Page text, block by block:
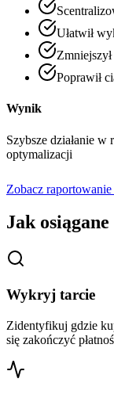
Ułatwił
Poprawił
Wynik
Szybsze działanie
optymalizacji
Zobacz
Jak
Wykryj tarcie
Zidentyfikuj gdzie
się zakończyć